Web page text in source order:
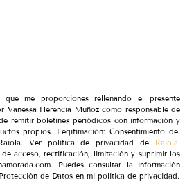
me proporciones rellenando el presente
Vanessa Herencia Muñoz como responsable de
remitir boletines periódicos con información y
propios. Legitimación: Consentimiento del
Raiola. Ver política de privacidad de Raiola.
de acceso, rectificación, limitación y suprimir los
Puedes consultar la información
de Datos en mi política de privacidad.